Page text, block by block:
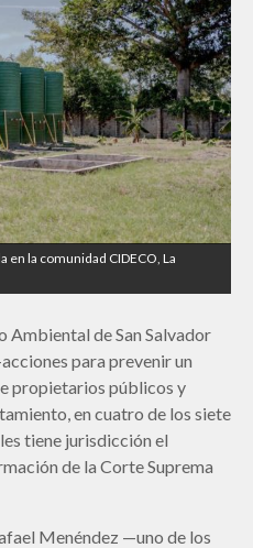
en la comunidad CIDECO, La
Ambiental de San Salvador
para prevenir un
propietarios públicos y
en cuatro de los siete
tiene jurisdicción el
de la Corte Suprema
Menéndez —uno de los